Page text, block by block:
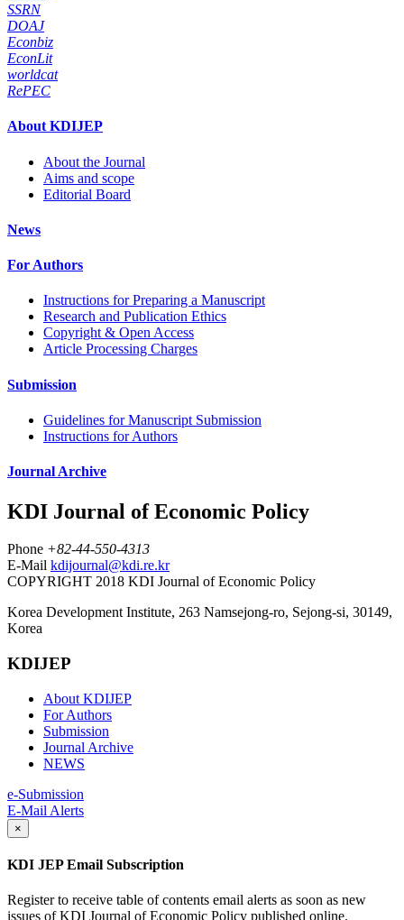
SSRN
DOAJ
Econbiz
EconLit
worldcat
RePEC
About KDIJEP
About the Journal
Aims and scope
Editorial Board
News
For Authors
Instructions for Preparing a Manuscript
Research and Publication Ethics
Copyright & Open Access
Article Processing Charges
Submission
Guidelines for Manuscript Submission
Instructions for Authors
Journal Archive
KDI Journal of Economic Policy
Phone +82-44-550-4313
E-Mail kdijournal@kdi.re.kr
COPYRIGHT 2018 KDI Journal of Economic Policy
Korea Development Institute, 263 Namsejong-ro, Sejong-si, 30149,
Korea
KDIJEP
About KDIJEP
For Authors
Submission
Journal Archive
NEWS
e-Submission
E-Mail Alerts
×
KDI JEP Email Subscription
Register to receive table of contents email alerts as soon as new
issues of KDI Journal of Economic Policy published online.